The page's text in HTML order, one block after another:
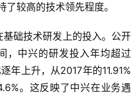
较高的技术领先程度。
础技术研发上的投入。公开
，中兴的研发投入年均超过
年上升，从2017年的11.91%
。这反映了中兴在业务遇